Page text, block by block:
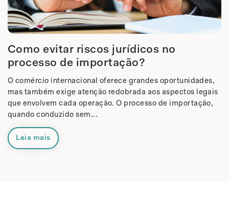
Como evitar riscos jurídicos no
processo de importação?
O comércio internacional oferece grandes oportunidades,
mas também exige atenção redobrada aos aspectos legais
que envolvem cada operação. O processo de importação,
quando conduzido sem...
Leia mais